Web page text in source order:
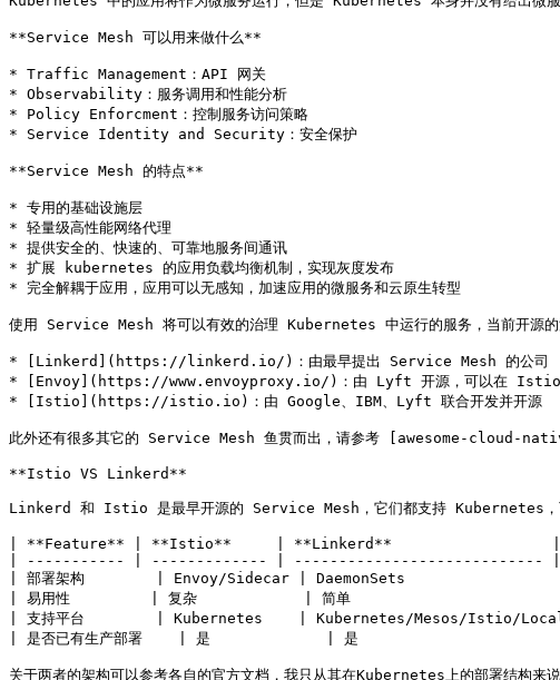
**Service Mesh 可以用来做什么**
* Traffic Management：API 网关
* Observability：服务调用和性能分析
* Policy Enforcment：控制服务访问策略
* Service Identity and Security：安全保护
**Service Mesh 的特点**
* 专用的基础设施层
* 轻量级高性能网络代理
* 提供安全的、快速的、可靠地服务间通讯
* 扩展 kubernetes 的应用负载均衡机制，实现灰度发布
* 完全解耦于应用，应用可以无感知，加速应用的微服务和云原生转型
使用 Service Mesh 将可以有效的治理 Kubernetes 中运行的服务，当前开源
* [Linkerd](https://linkerd.io/)：由最早提出 Service Mesh 的公
* [Envoy](https://www.envoyproxy.io/)：由 Lyft 开源，可以在 Istio 中使
* [Istio](https://istio.io)：由 Google、IBM、Lyft 联合开发并开源
此外还有很多其它的 Service Mesh 鱼贯而出，请参考 [awesome-
**Istio VS Linkerd**
Linkerd 和 Istio 是最早开源的 Service Mesh，它们都支持 Kubernetes，下
| **Feature** | **Istio**     | **Linkerd**                  |
| ----------- | ------------- | ---------------------------- |
| 部署架构        | Envoy/Sidecar | DaemonSets
| 易用性         | 复杂            | 简单
| 支持平台        | Kubernetes    | Kubernetes/Mesos/Istio/
| 是否已有生产部署    | 是             | 是
关于两者的架构可以参考各自的官方文档，我只从其在Kubernetes上的部署结构来说